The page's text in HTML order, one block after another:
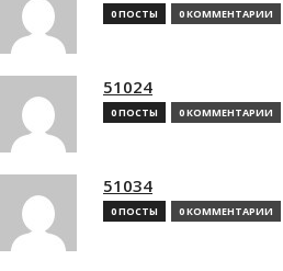
0 ПОСТЫ 0 КОММЕНТАРИИ
51024
0 ПОСТЫ 0 КОММЕНТАРИИ
51034
0 ПОСТЫ 0 КОММЕНТАРИИ